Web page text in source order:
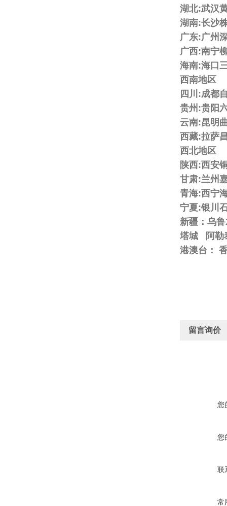
湖北:武汉
湖南:长沙
广东:广州
广西:南宁
海南:海口
西南地区
四川:成都
贵州:贵阳
云南:昆明
西藏:拉萨
西北地区
陕西:西安
甘肃:兰州
青海:西宁
宁夏:银川
新疆：乌
塔城 阿勒
港澳台：
留言询价
您
您
联
常